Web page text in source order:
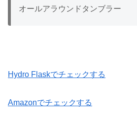
オールアラウンドタンブラー
Hydro Flaskでチェックする
Amazonでチェックする